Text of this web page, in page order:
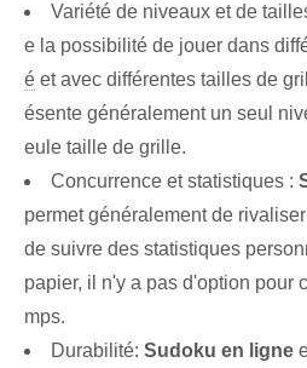
Variété de niveaux et de
e la possibilité de jouer dans
é et avec différentes tailles de
ésente généralement un seul
eule taille de grille.
Concurrence et statistiques :
permet généralement de
de suivre des statistiques
papier, il n'y a pas d'option pour
mps.
Durabilité: Sudoku en ligne